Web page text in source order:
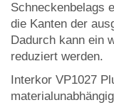
Schneckenbelags
die Kanten der
Dadurch kann ein
reduziert werden.
Interkor VP1027